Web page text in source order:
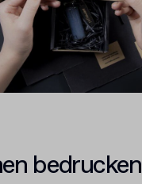
bedrucken